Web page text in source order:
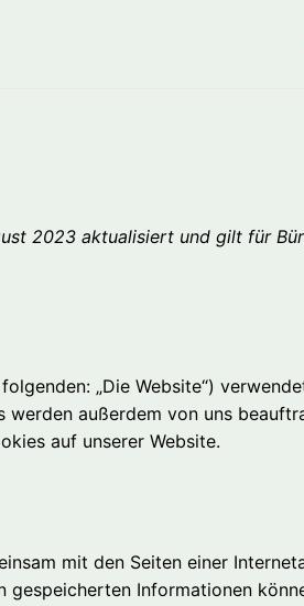
2023 aktualisiert und gilt für
„Die Website“)
werden außerdem von uns
auf unserer Website.
mit den Seiten einer
Informationen